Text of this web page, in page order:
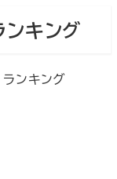
キング
ンキング